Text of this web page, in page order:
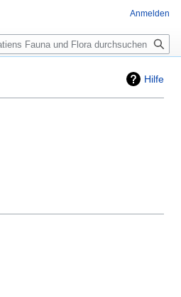
Hilfe
Anmelden